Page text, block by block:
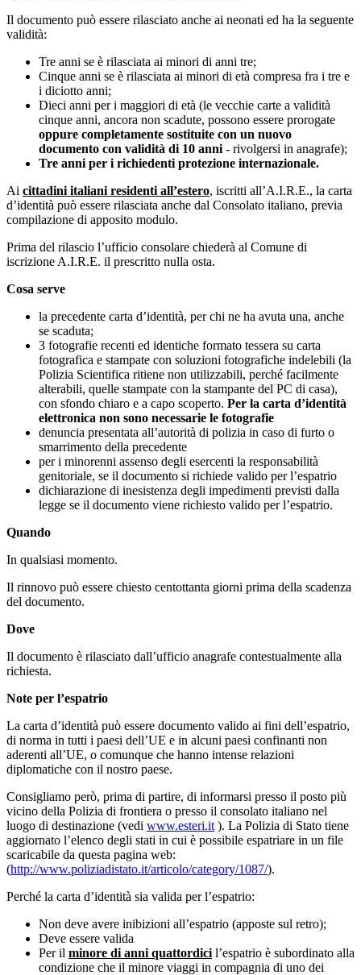
Il documento può essere rilasciato anche ai neonati ed ha la seguente
validità:
Tre anni se è rilasciata ai minori di anni tre;
Cinque anni se è rilasciata ai minori di età compresa fra i tre e
i diciotto anni;
Dieci anni per i maggiori di età (le vecchie carte a validità
cinque anni, ancora non scadute, possono essere prorogate
oppure completamente sostituite con un nuovo
documento con validità di 10 anni - rivolgersi in anagrafe);
Tre anni per i richiedenti protezione internazionale.
Ai cittadini italiani residenti all’estero, iscritti all’A.I.R.E., la carta
d’identità può essere rilasciata anche dal Consolato italiano, previa
compilazione di apposito modulo.
Prima del rilascio l’ufficio consolare chiederà al Comune di
iscrizione A.I.R.E. il prescritto nulla osta.
Cosa serve
la precedente carta d’identità, per chi ne ha avuta una, anche
se scaduta;
3 fotografie recenti ed identiche formato tessera su carta
fotografica e stampate con soluzioni fotografiche indelebili (la
Polizia Scientifica ritiene non utilizzabili, perché facilmente
alterabili, quelle stampate con la stampante del PC di casa),
con sfondo chiaro e a capo scoperto. Per la carta d’identità
elettronica non sono necessarie le fotografie
denuncia presentata all’autorità di polizia in caso di furto o
smarrimento della precedente
per i minorenni assenso degli esercenti la responsabilità
genitoriale, se il documento si richiede valido per l’espatrio
dichiarazione di inesistenza degli impedimenti previsti dalla
legge se il documento viene richiesto valido per l’espatrio.
Quando
In qualsiasi momento.
Il rinnovo può essere chiesto centottanta giorni prima della scadenza
del documento.
Dove
Il documento è rilasciato dall’ufficio anagrafe contestualmente alla
richiesta.
Note per l’espatrio
La carta d’identità può essere documento valido ai fini dell’espatrio,
di norma in tutti i paesi dell’UE e in alcuni paesi confinanti non
aderenti all’UE, o comunque che hanno intense relazioni
diplomatiche con il nostro paese.
Consigliamo però, prima di partire, di informarsi presso il posto più
vicino della Polizia di frontiera o presso il consolato italiano nel
luogo di destinazione (vedi www.esteri.it ). La Polizia di Stato tiene
aggiornato l’elenco degli stati in cui è possibile espatriare in un file
scaricabile da questa pagina web:
(http://www.poliziadistato.it/articolo/category/1087/).
Perché la carta d’identità sia valida per l’espatrio:
Non deve avere inibizioni all’espatrio (apposte sul retro);
Deve essere valida
Per il minore di anni quattordici l’espatrio è subordinato alla
condizione che il minore viaggi in compagnia di uno dei